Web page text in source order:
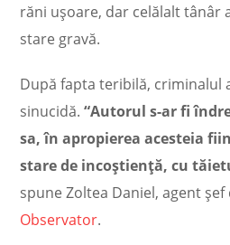
răni uşoare, dar celălalt tânâr
stare gravă.
După fapta teribilă, criminalul
sinucidă.“Autorul s-ar fi
sa, în apropierea acesteia
stare de incoştienţă, cu
spune Zoltea Daniel, agent
Observator.